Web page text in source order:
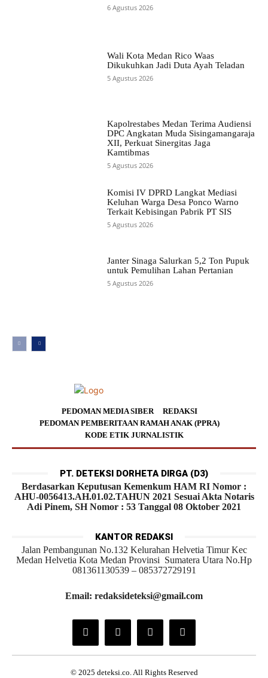
6 Agustus 2026
Wali Kota Medan Rico Waas
Dikukuhkan Jadi Duta Ayah Teladan
5 Agustus 2026
Kapolrestabes Medan Terima Audiensi
DPC Angkatan Muda Sisingamangaraja
XII, Perkuat Sinergitas Jaga
Kamtibmas
5 Agustus 2026
Komisi IV DPRD Langkat Mediasi
Keluhan Warga Desa Ponco Warno
Terkait Kebisingan Pabrik PT SIS
5 Agustus 2026
Janter Sinaga Salurkan 5,2 Ton Pupuk
untuk Pemulihan Lahan Pertanian
5 Agustus 2026
PEDOMAN MEDIA SIBER
REDAKSI
PEDOMAN PEMBERITAAN RAMAH ANAK (PPRA)
KODE ETIK JURNALISTIK
PT. DETEKSI DORHETA DIRGA (D3)
Berdasarkan Keputusan Kemenkum HAM RI Nomor :
AHU-0056413.AH.01.02.TAHUN 2021 Sesuai Akta Notaris
Adi Pinem, SH Nomor : 53 Tanggal 08 Oktober 2021
KANTOR REDAKSI
Jalan Pembangunan No.132 Kelurahan Helvetia Timur Kec
Medan Helvetia Kota Medan Provinsi Sumatera Utara No.Hp
081361130539 – 085372729191
Email: redaksideteksi@gmail.com
© 2025 deteksi.co. All Rights Reserved